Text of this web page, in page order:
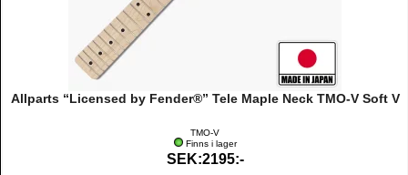
Allparts “Licensed by Fender®” Tele Maple Neck TMO-V Soft V
TMO-V
Finns i lager
SEK:2195:-